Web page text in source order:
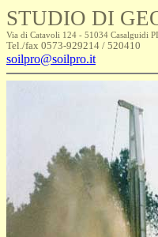
STUDIO DI
Via di Catavoli 124 - 51034 Casalguidi
Tel./fax 0573-929214 / 520410
soilpro@soilpro.it